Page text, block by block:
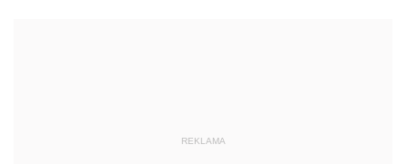
REKLAMA